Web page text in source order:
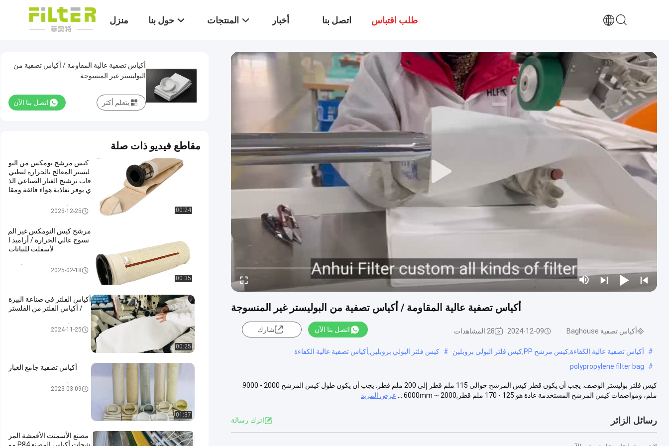
منزل حول بنا المنتجات أخبار اتصل بنا طلب اقتباس
أكياس تصفية عالية المقاومة / أكياس تصفية من البوليستر غير المنسوجة
أكياس تصفية Baghouse 2024-12-09 28 المشاهدات اتصل بنا الآن شارك
# أكياس تصفية عالية الكفاءة,كيس مرشح PP,كيس فلتر البولي بروبلين # كيس فلتر البولي بروبلين,أكياس تصفية عالية الكفاءة
#
polypropylene filter bag
كيس فلتر بوليستر الوصف: يجب أن يكون قطر كيس المرشح حوالي 115 ملم قطر إلى 200 ملم قطر. يجب أن يكون طول كيس المرشح 2000 - 9000
ملم، ومواصفات كيس المرشح المستخدمة عادة هو 125 - 170 ملم قطر,2000 ~ 6000mm ...
عرض المزيد
رسائل الزائر اترك رسالة
أكياس تصفية عالية المقاومة / أكياس تصفية من
البوليستر غير المنسوجة
اتصل بنا الآن يتعلم أكثر
مقاطع فيديو ذات صلة
00:24
كيس مرشح نومكس من البو
ليستر المعالج بالحرارة لتطبي
قات ترشيح الغبار الصناعي الذ
ي يوفر نفاذية هواء فائقة ومقا
أكياس تصفية جامع الغبار
2025-12-25
00:35
مرشح كيس النومكس غير الم
نسوج عالي الحرارة / أراميد ا
لأسفلت للنباتات
حقيبة مرشح أراميد2025-02-18
00:25
أكياس الفلتر في صناعة البيرة
/ أكياس الفلتر من الفلستر
أكياس تصفية Baghouse
2024-11-25
01:37
أكياس تصفية جامع الغبار
أكياس تصفية جامع الغبار
2023-03-09
مصنع الأسمنت الأقمشة المر